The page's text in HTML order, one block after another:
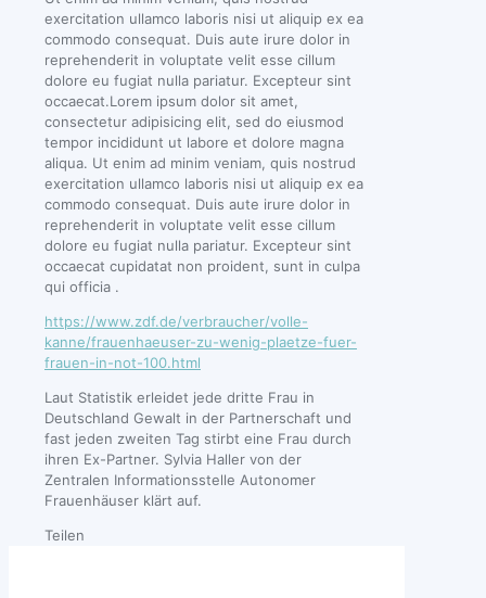
exercitation ullamco laboris nisi ut aliquip ex ea
commodo consequat. Duis aute irure dolor in
reprehenderit in voluptate velit esse cillum
dolore eu fugiat nulla pariatur. Excepteur sint
occaecat.Lorem ipsum dolor sit amet,
consectetur adipisicing elit, sed do eiusmod
tempor incididunt ut labore et dolore magna
aliqua. Ut enim ad minim veniam, quis nostrud
exercitation ullamco laboris nisi ut aliquip ex ea
commodo consequat. Duis aute irure dolor in
reprehenderit in voluptate velit esse cillum
dolore eu fugiat nulla pariatur. Excepteur sint
occaecat cupidatat non proident, sunt in culpa
qui officia .
https://www.zdf.de/verbraucher/volle-
kanne/frauenhaeuser-zu-wenig-plaetze-fuer-
frauen-in-not-100.html
Laut Statistik erleidet jede dritte Frau in
Deutschland Gewalt in der Partnerschaft und
fast jeden zweiten Tag stirbt eine Frau durch
ihren Ex-Partner. Sylvia Haller von der
Zentralen Informationsstelle Autonomer
Frauenhäuser klärt auf.
Teilen